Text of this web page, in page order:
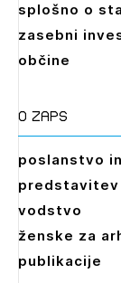
splošno o
zasebni
občine
O zaps
poslanstvo
predstavitev
vodstvo
ženske za
publikacije